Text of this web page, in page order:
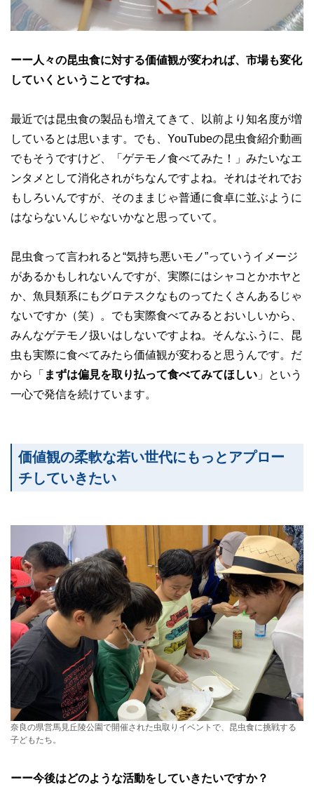
ーー人々の昆虫食に対する価値観が変われば、市場も変化
していくということですね。
最近では昆虫食の製品も増えてきて、以前より知名度が増
しているとは思います。でも、YouTubeの昆虫食紹介動画
でもそうですけど、「ゲテモノ食べてみた！」みたいなエ
ンタメとして消化されがちなんですよね。それはそれでお
もしろいんですが、そのままじゃ普通に食卓に並ぶように
はならないんじゃないかなと思っていて。
昆虫食って言われると“気持ち悪いモノ”っていうイメージ
があるかもしれないんですが、実際にはシャコとかホヤと
か、魚貝類系にもグロテスクなものってたくさんあるじゃ
ないですか（笑）。でも実際食べてみるとおいしいから、
みんなゲテモノ扱いはしないですよね。そんなふうに、昆
虫も実際に食べてみたら価値観が変わると思うんです。だ
から「 まずは偏見を取り払って食べてみてほしい 」という
一心で発信を続けています。
価値観の柔軟な若い世代にもっとアプロー
チしていきたい
奈良の県営馬見丘陵公園で開催された虫取りイベントで、昆虫食に挑戦する
子どもたち。
ーー今後はどのような活動をしていきたいですか？